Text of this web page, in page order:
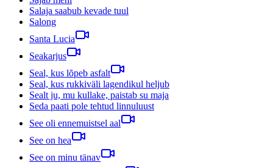
Salaja saabub kevade tuul
Salong
Santa Lucia
Seakarjus
Seal, kus lõpeb asfalt
Seal, kus rukkiväli lagendikul heljub
Sealt ju, mu kullake, paistab su maja
Seda paati pole tehtud linnuluust
See oli ennemuistsel aal
See on hea
See on minu tänav